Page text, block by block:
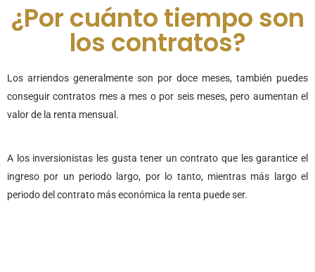
¿Por cuánto tiempo son
los contratos?
Los arriendos generalmente son por doce meses, también puedes
conseguir contratos mes a mes o por seis meses, pero aumentan el
valor de la renta mensual.
A los inversionistas les gusta tener un contrato que les garantice el
ingreso por un periodo largo, por lo tanto, mientras más largo el
periodo del contrato más económica la renta puede ser.